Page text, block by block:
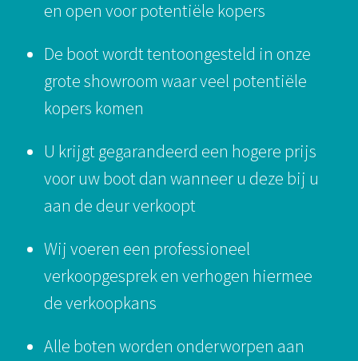
en open voor potentiële kopers
De boot wordt tentoongesteld in onze
grote showroom waar veel potentiële
kopers komen
U krijgt gegarandeerd een hogere prijs
voor uw boot dan wanneer u deze bij u
aan de deur verkoopt
Wij voeren een professioneel
verkoopgesprek en verhogen hiermee
de verkoopkans
Alle boten worden onderworpen aan